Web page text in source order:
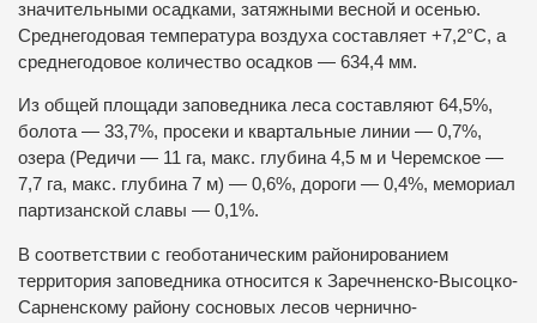
значительными осадками, затяжными весной и осенью.
Среднегодовая температура воздуха составляет +7,2°С, а
среднегодовое количество осадков — 634,4 мм.
Из общей площади заповедника леса составляют 64,5%,
болота — 33,7%, просеки и квартальные линии — 0,7%,
озера (Редичи — 11 га, макс. глубина 4,5 м и Черемское —
7,7 га, макс. глубина 7 м) — 0,6%, дороги — 0,4%, мемориал
партизанской славы — 0,1%.
В соответствии с геоботаническим районированием
территория заповедника относится к Заречненско-Высоцко-
Сарненскому району сосновых лесов чернично-